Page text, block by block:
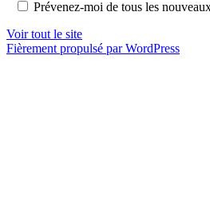
Prévenez-moi de tous les
Voir tout le site
Fièrement propulsé par WordPress